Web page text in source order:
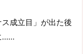
成立目」が出た後
……